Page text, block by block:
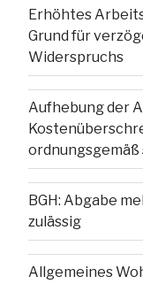
Erhöhtes
Grund für
Widerspruchs
Aufhebung der
ordnungsgemäß
BGH: Abgabe
zulässig
Allgemeines